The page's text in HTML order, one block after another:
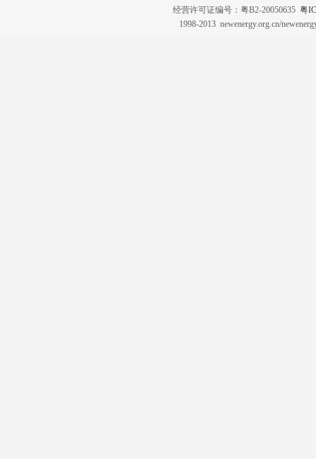
经营许可证编号：粤B2-20050635 粤
1998-2013 newenergy.org.cn/